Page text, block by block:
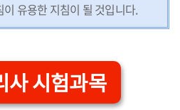
유용한 지침이 될 것입니다.
사 시험과목